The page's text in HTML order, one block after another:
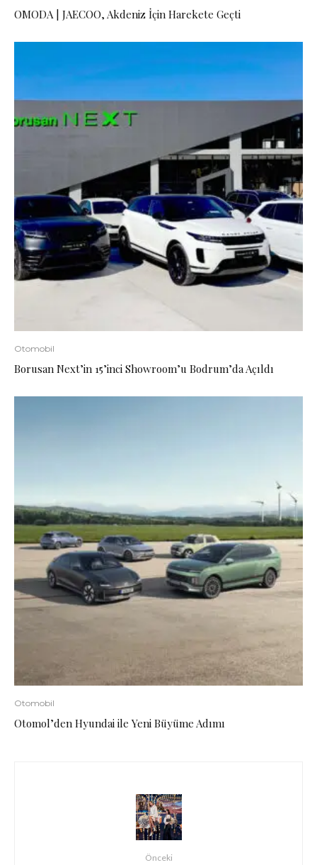
OMODA | JAECOO, Akdeniz İçin Harekete Geçti
Otomobil
Borusan Next’in 15’inci Showroom’u Bodrum’da Açıldı
Otomobil
Otomol’den Hyundai ile Yeni Büyüme Adımı
Önceki